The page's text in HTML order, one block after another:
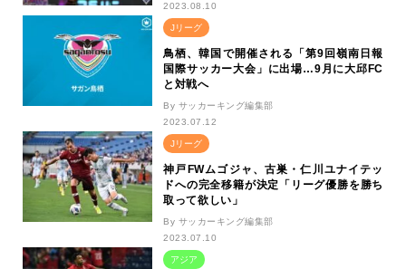
2023.08.10
Jリーグ
鳥栖、韓国で開催される「第9回嶺南日報
国際サッカー大会」に出場…9月に大邱FC
と対戦へ
By サッカーキング編集部
2023.07.12
Jリーグ
神戸FWムゴジャ、古巣・仁川ユナイテッ
ドへの完全移籍が決定「リーグ優勝を勝ち
取って欲しい」
By サッカーキング編集部
2023.07.10
アジア